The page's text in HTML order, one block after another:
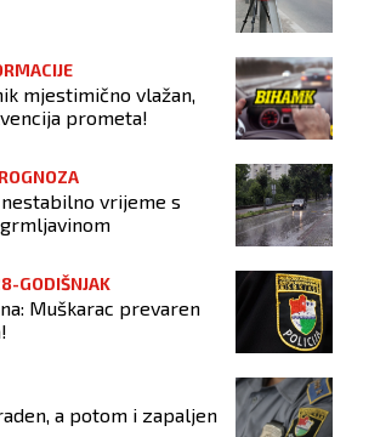
mjestimično vlažan,
prometa!
vrijeme s
GODIŠNJAK
Muškarac prevaren
a potom i zapaljen